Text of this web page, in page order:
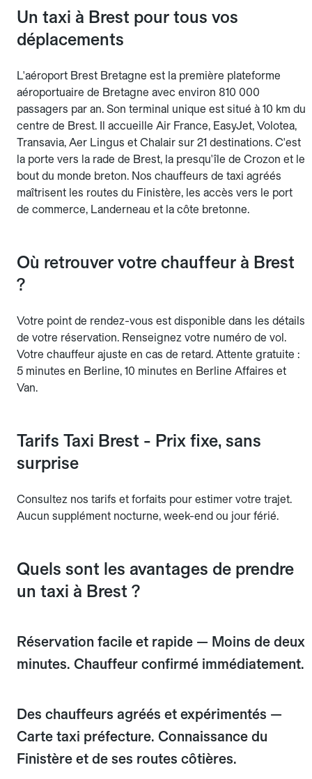
Un taxi à Brest pour tous vos
déplacements
L'aéroport Brest Bretagne est la première plateforme
aéroportuaire de Bretagne avec environ 810 000
passagers par an. Son terminal unique est situé à 10 km du
centre de Brest. Il accueille Air France, EasyJet, Volotea,
Transavia, Aer Lingus et Chalair sur 21 destinations. C'est
la porte vers la rade de Brest, la presqu'île de Crozon et le
bout du monde breton. Nos chauffeurs de taxi agréés
maîtrisent les routes du Finistère, les accès vers le port
de commerce, Landerneau et la côte bretonne.
Où retrouver votre chauffeur à Brest
?
Votre point de rendez-vous est disponible dans les détails
de votre réservation. Renseignez votre numéro de vol.
Votre chauffeur ajuste en cas de retard. Attente gratuite :
5 minutes en Berline, 10 minutes en Berline Affaires et
Van.
Tarifs Taxi Brest - Prix fixe, sans
surprise
Consultez nos tarifs et forfaits pour estimer votre trajet.
Aucun supplément nocturne, week-end ou jour férié.
Quels sont les avantages de prendre
un taxi à Brest ?
Réservation facile et rapide — Moins de deux
minutes. Chauffeur confirmé immédiatement.
Des chauffeurs agréés et expérimentés —
Carte taxi préfecture. Connaissance du
Finistère et de ses routes côtières.